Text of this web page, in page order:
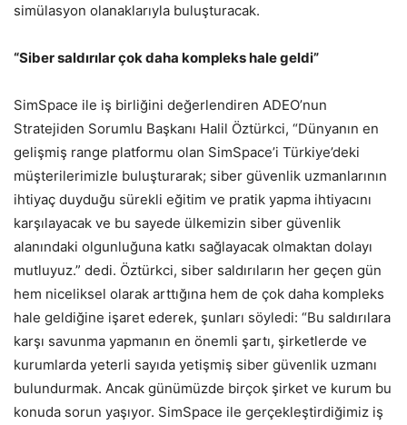
simülasyon olanaklarıyla buluşturacak.
“Siber saldırılar çok daha kompleks hale geldi”
SimSpace ile iş birliğini değerlendiren ADEO’nun
Stratejiden Sorumlu Başkanı Halil Öztürkci, “Dünyanın en
gelişmiş range platformu olan SimSpace’i Türkiye’deki
müşterilerimizle buluşturarak; siber güvenlik uzmanlarının
ihtiyaç duyduğu sürekli eğitim ve pratik yapma ihtiyacını
karşılayacak ve bu sayede ülkemizin siber güvenlik
alanındaki olgunluğuna katkı sağlayacak olmaktan dolayı
mutluyuz.” dedi. Öztürkci, siber saldırıların her geçen gün
hem niceliksel olarak arttığına hem de çok daha kompleks
hale geldiğine işaret ederek, şunları söyledi: “Bu saldırılara
karşı savunma yapmanın en önemli şartı, şirketlerde ve
kurumlarda yeterli sayıda yetişmiş siber güvenlik uzmanı
bulundurmak. Ancak günümüzde birçok şirket ve kurum bu
konuda sorun yaşıyor. SimSpace ile gerçekleştirdiğimiz iş